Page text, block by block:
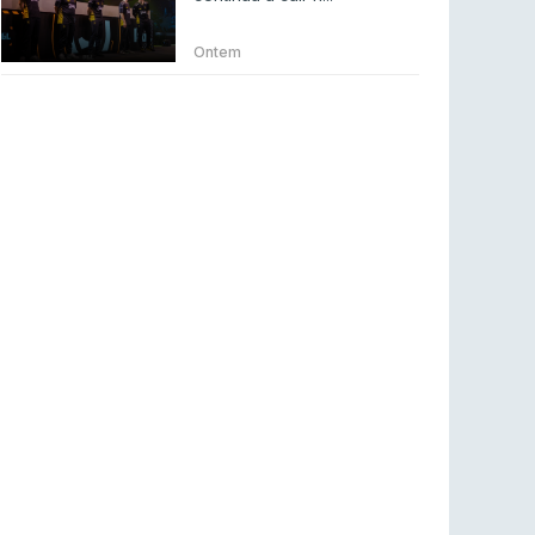
Betclic renova parceria com a RTP Arena para
a época 2026/27
Ontem